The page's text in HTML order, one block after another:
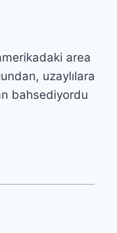
area
uzaylılara
bahsediyordu